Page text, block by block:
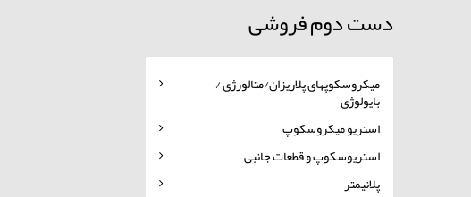
دست دوم فروشی
میکروسکوپهای پلاریزان/متالورژی /
بایولوژی
استریو میکروسکوپ
استریوسکوپ و قطعات جانبی
پلانیمتر